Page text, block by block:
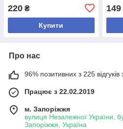
220 ₴
Купити
149
Про нас
96% позитивних з 225 відгуків
Працює з 22.02.2019
м. Запоріжжя
вулиця Незалежної України,
Запоріжжя, Україна